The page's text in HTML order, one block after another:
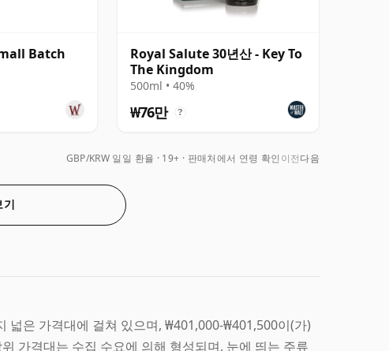
Batch
Royal Salute 30년산 - Key To
The Kingdom
500ml • 40%
₩76만 ?
GBP/KRW 일일 환율 19+ · 판매처에서 연령 확인 이전다음
은 가격대에 걸쳐 있으며, ₩401,000-₩401,500이(가)
가격대는 수집 수요에 의해 형성되며, 눈에 띄는 주류